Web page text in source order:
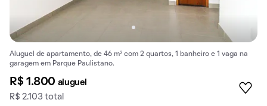
Aluguel de apartamento, de 46 m² com 2 quartos, 1 banheiro e 1 vaga na
garagem em Parque Paulistano.
R$ 1.800 aluguel
R$ 2.103 total